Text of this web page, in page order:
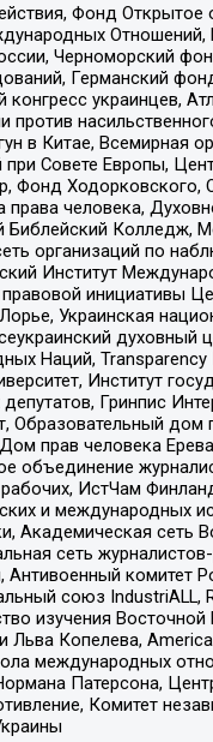
Фонд
Отношений,
Черноморский
Германский
украинцев,
в Китае, Всемирная
Совете Европы,
Фонд
человека,
Колледж,
организаций по
Институт
инициативы
Украинская
духовный
Наций,
Институт
Гринпис
Образовательный
прав человека
объединение
ИстЧам
и
Академическая сеть
сеть
комитет
союз IndustriALL,
изучения
Копелева,
международных
Патерсона,
Комитет